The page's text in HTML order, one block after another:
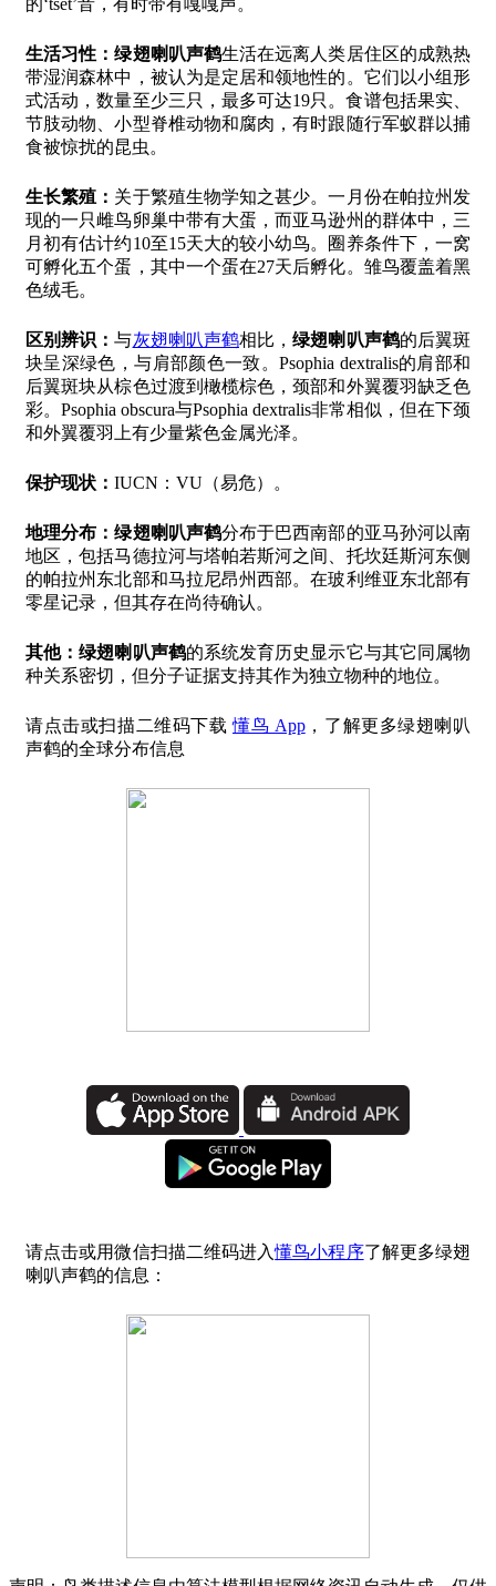
生活习性：绿翅喇叭声鹤生活在远离人类居住区的成熟热
带湿润森林中，被认为是定居和领地性的。它们以小组形
式活动，数量至少三只，最多可达19只。食谱包括果实、
节肢动物、小型脊椎动物和腐肉，有时跟随行军蚁群以捕
食被惊扰的昆虫。
生长繁殖： 关于繁殖生物学知之甚少。一月份在帕拉州发
现的一只雌鸟卵巢中带有大蛋，而亚马逊州的群体中，三
月初有估计约10至15天大的较小幼鸟。圈养条件下，一窝
可孵化五个蛋，其中一个蛋在27天后孵化。雏鸟覆盖着黑
色绒毛。
区别辨识：与灰翅喇叭声鹤相比，绿翅喇叭声鹤的后翼斑
块呈深绿色，与肩部颜色一致。Psophia dextralis的肩部和
后翼斑块从棕色过渡到橄榄棕色，颈部和外翼覆羽缺乏色
彩。Psophia obscura与Psophia dextralis非常相似，但在下颈
和外翼覆羽上有少量紫色金属光泽。
保护现状： IUCN：VU（易危）。
地理分布：绿翅喇叭声鹤分布于巴西南部的亚马孙河以南
地区，包括马德拉河与塔帕若斯河之间、托坎廷斯河东侧
的帕拉州东北部和马拉尼昂州西部。在玻利维亚东北部有
零星记录，但其存在尚待确认。
其他：绿翅喇叭声鹤的系统发育历史显示它与其它同属物
种关系密切，但分子证据支持其作为独立物种的地位。
请点击或扫描二维码下载懂鸟 App，了解更多绿翅喇叭
声鹤的全球分布信息
请点击或用微信扫描二维码进入懂鸟小程序了解更多绿翅
喇叭声鹤的信息：